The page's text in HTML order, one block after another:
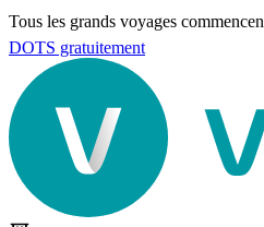
Tous les grands voyages
DOTS gratuitement